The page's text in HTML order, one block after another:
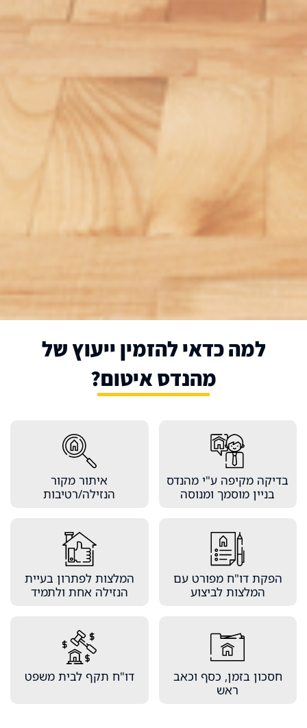
למה כדאי להזמין ייעוץ של
מהנדס איטום?
מקיפה ע"י מהנדס
בניין מוסמך ומנוסה
איתור מקור
הנזילה/רטיבות
הפקת דו"ח מפורט עם
המלצות לביצוע
המלצות לפתרון בעיית
הנזילה אחת ולתמיד
חסכון בזמן, כסף וכאב
ראש
דו"ח תקף לבית משפט